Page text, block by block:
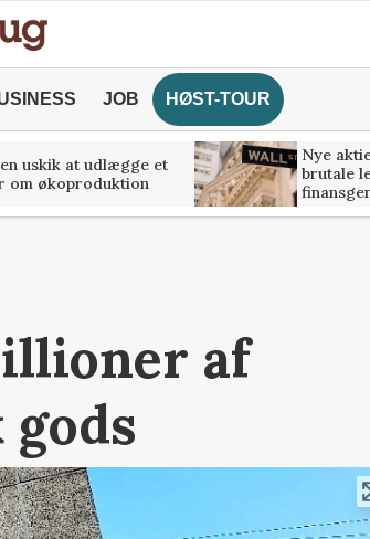
JOB HØST-TOUR
uskik at udlægge et
om økoproduktion
Nye
brutale
af